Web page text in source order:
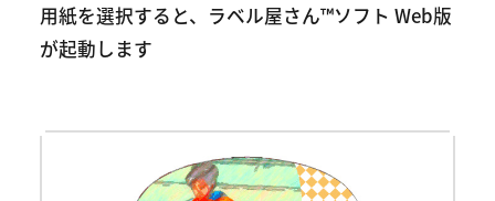
用紙を選択すると、ラベル屋さん™ソフト Web版
が起動します